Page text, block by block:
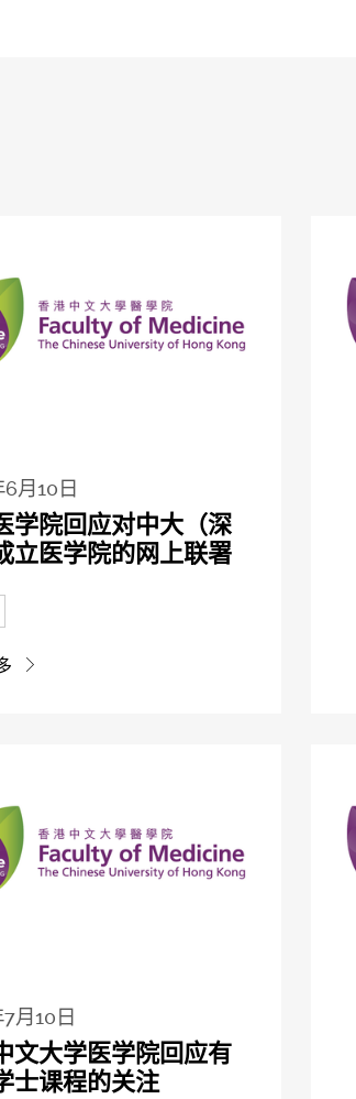
月10日
学院回应对中大（深
立医学院的网上联署
月10日
文大学医学院回应有
士课程的关注